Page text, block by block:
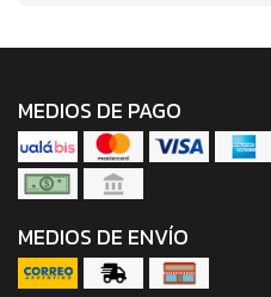
MEDIOS DE PAGO
MEDIOS DE ENVÍO